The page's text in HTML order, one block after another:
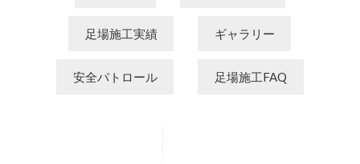
足場施工実績 ギャラリー
安全パトロール 足場施工FAQ